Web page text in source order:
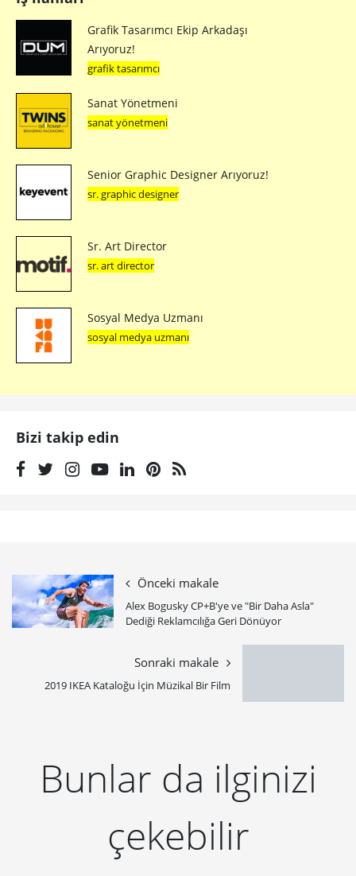
Grafik Tasarımcı Ekip Arkadaşı
Arıyoruz!
grafik tasarımcı
Sanat Yönetmeni
sanat yönetmeni
Senior Graphic Designer Arıyoruz!
sr. graphic designer
Sr. Art Director
sr. art director
Sosyal Medya Uzmanı
sosyal medya uzmanı
Bizi takip edin
Önceki makale
Alex Bogusky CP+B'ye ve "Bir Daha Asla"
Dediği Reklamcılığa Geri Dönüyor
Sonraki makale
2019 IKEA Kataloğu İçin Müzikal Bir Film
Bunlar da ilginizi
çekebilir